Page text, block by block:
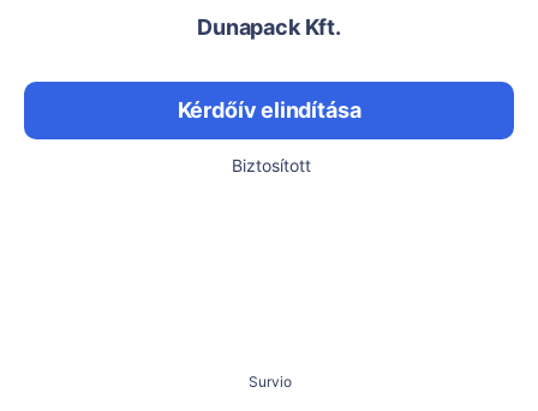
Dunapack Kft.
Kérdőív elindítása
Biztosított
Survio